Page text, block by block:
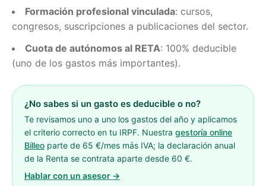
Formación profesional vinculada: cursos,
congresos, suscripciones a publicaciones del sector.
Cuota de autónomos al RETA: 100% deducible
(uno de los gastos más importantes).
¿No sabes si un gasto es deducible o no?
Te revisamos uno a uno los gastos del año y aplicamos
el criterio correcto en tu IRPF. Nuestra gestoría online
Billeo parte de 65 €/mes más IVA; la declaración anual
de la Renta se contrata aparte desde 60 €.
Hablar con un asesor →